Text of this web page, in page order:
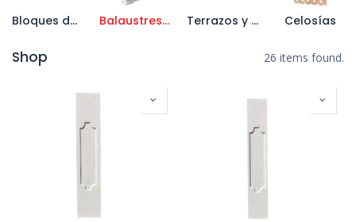
Bloques de Hormigón Balaustres y Pasamanos Terrazos y Aceras Celosías
Shop 26 items found.